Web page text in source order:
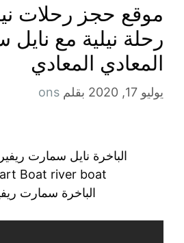
موقع حجز رحلات
رحلة نيلية مع
المعادي المعادي
يوليو 17, 2020 بقلم ons
الباخرة نايل سمارت ريفير بوت
Boat river boat
الباخرة سمارت